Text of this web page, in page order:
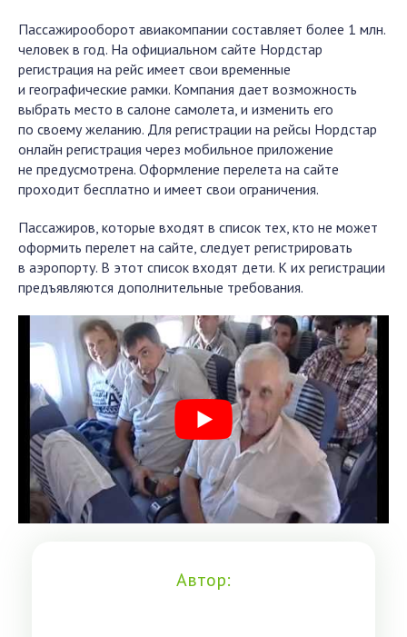
Пассажирооборот авиакомпании составляет более 1 млн.
человек в год. На официальном сайте Нордстар
регистрация на рейс имеет свои временные
и географические рамки. Компания дает возможность
выбрать место в салоне самолета, и изменить его
по своему желанию. Для регистрации на рейсы Нордстар
онлайн регистрация через мобильное приложение
не предусмотрена. Оформление перелета на сайте
проходит бесплатно и имеет свои ограничения.
Пассажиров, которые входят в список тех, кто не может
оформить перелет на сайте, следует регистрировать
в аэропорту. В этот список входят дети. К их регистрации
предъявляются дополнительные требования.
Автор: